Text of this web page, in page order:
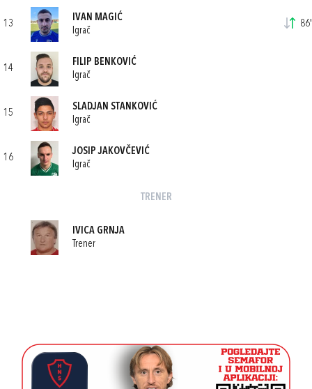
13
IVAN MAGIĆ
Igrač
86'
14
FILIP BENKOVIĆ
Igrač
15
SLADJAN STANKOVIĆ
Igrač
16
JOSIP JAKOVČEVIĆ
Igrač
TRENER
IVICA GRNJA
Trener